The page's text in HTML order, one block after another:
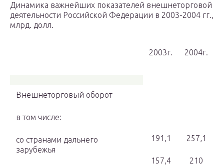
Динамика важнейших показателей внешнеторговой
деятельности Российской Федерации в 2003-2004 гг.,
млрд. долл.
2003г. 2004г.
Внешнеторговый оборот
в том числе:
со странами дальнего
зарубежья
191,1
157,4
257,1
210